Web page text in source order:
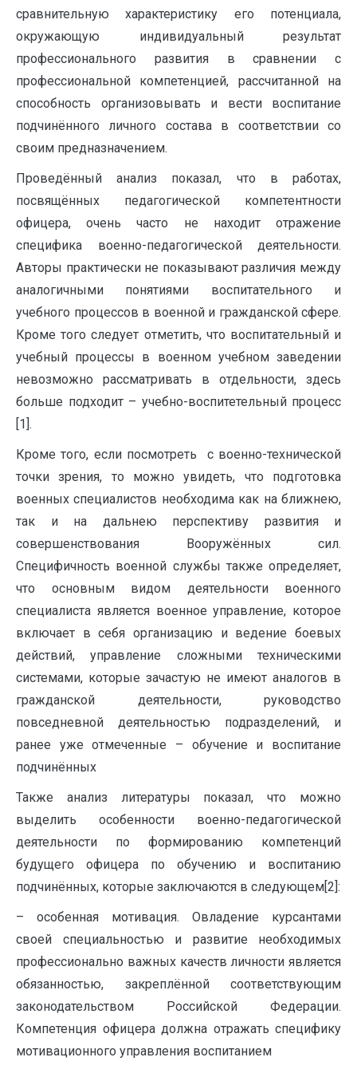
сравнительную характеристику его потенциала,
окружающую индивидуальный результат
профессионального развития в сравнении с
профессиональной компетенцией, рассчитанной на
способность организовывать и вести воспитание
подчинённого личного состава в соответствии со
своим предназначением.
Проведённый анализ показал, что в работах,
посвящённых педагогической компетентности
офицера, очень часто не находит отражение
специфика военно-педагогической деятельности.
Авторы практически не показывают различия между
аналогичными понятиями воспитательного и
учебного процессов в военной и гражданской сфере.
Кроме того следует отметить, что воспитательный и
учебный процессы в военном учебном заведении
невозможно рассматривать в отдельности, здесь
больше подходит – учебно-воспитетельный процесс
[1].
Кроме того, если посмотреть с военно-технической
точки зрения, то можно увидеть, что подготовка
военных специалистов необходима как на ближнею,
так и на дальнею перспективу развития и
совершенствования Вооружённых сил.
Специфичность военной службы также определяет,
что основным видом деятельности военного
специалиста является военное управление, которое
включает в себя организацию и ведение боевых
действий, управление сложными техническими
системами, которые зачастую не имеют аналогов в
гражданской деятельности, руководство
повседневной деятельностью подразделений, и
ранее уже отмеченные – обучение и воспитание
подчинённых
Также анализ литературы показал, что можно
выделить особенности военно-педагогической
деятельности по формированию компетенций
будущего офицера по обучению и воспитанию
подчинённых, которые заключаются в следующем[2]:
– особенная мотивация. Овладение курсантами
своей специальностью и развитие необходимых
профессионально важных качеств личности является
обязанностью, закреплённой соответствующим
законодательством Российской Федерации.
Компетенция офицера должна отражать специфику
мотивационного управления воспитанием